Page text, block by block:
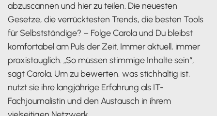
abzuscannen und hier zu teilen. Die neuesten
Gesetze, die verrücktesten Trends, die besten Tools
für Selbstständige? – Folge Carola und Du bleibst
komfortabel am Puls der Zeit. Immer aktuell, immer
praxistauglich. „So müssen stimmige Inhalte sein“,
sagt Carola. Um zu bewerten, was stichhaltig ist,
nutzt sie ihre langjährige Erfahrung als IT-
Fachjournalistin und den Austausch in ihrem